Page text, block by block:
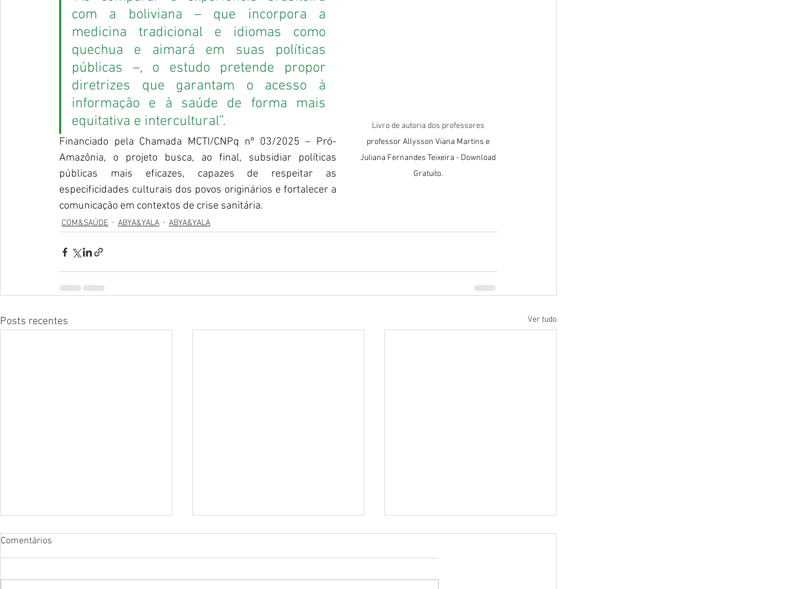
Livro de autoria dos professores
professor Allysson Viana Martins e
Juliana Fernandes Teixeira - Download
Gratuito.
com a boliviana – que incorpora a
medicina tradicional e idiomas como
quechua e aimará em suas políticas
públicas –, o estudo pretende propor
diretrizes que garantam o acesso à
informação e à saúde de forma mais
equitativa e intercultural”.
Financiado pela Chamada MCTI/CNPq nº 03/2025 – Pró-
Amazônia, o projeto busca, ao final, subsidiar políticas
públicas mais eficazes, capazes de respeitar as
especificidades culturais dos povos originários e fortalecer a
comunicação em contextos de crise sanitária.
COM&SAÚDE ABYA&YALA ABYA&YALA
Posts recentes Ver tudo
Comentários